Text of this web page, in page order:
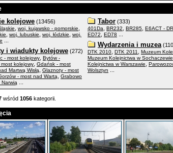
kolejowe (13456)
woj. kujawsko - pomorskie
woj. lubuskie woj. łódzkie
woj.
i wiadukty kolejowe (272)
- most kolejowy Bytów -
kolejowy Gdańsk - most
Martwą Wisłą
Glaznoty - most
- most nad Wartą
Grabowo
Tabor (333)
401Da BR232 BR285 E6ACT -
ED72 ED78
Wydarzenia i muzea
DTK 2010 DTK 2011 Muzeum
Muzeum Kolejnictwa w Sochaczewie
Kolejnictwa w Warszawie
Wolsztyn
wśród 1056 kategorii.